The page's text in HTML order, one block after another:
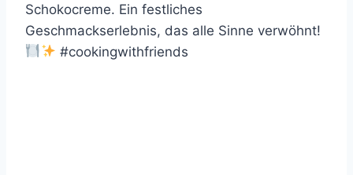
Schokocreme. Ein festliches
Geschmackserlebnis, das alle Sinne verwöhnt!
#cookingwithfriends